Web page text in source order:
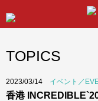
TOPICS
2023/03/14 イベント／
香港